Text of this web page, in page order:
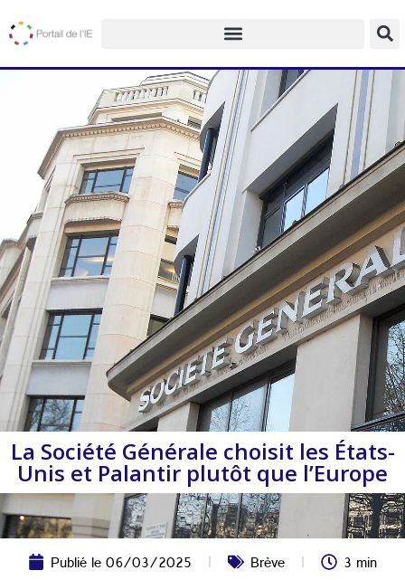
La Société Générale choisit les États-
Unis et Palantir plutôt que l’Europe
Publié le06/03/2025 Brève 3 min